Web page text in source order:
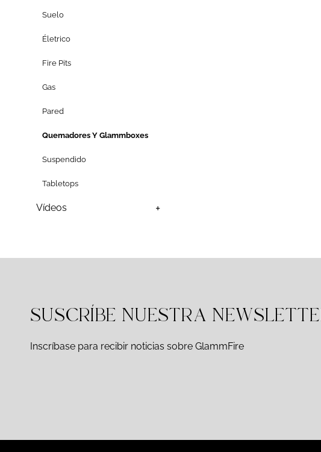
Suelo
Életrico
Fire Pits
Gas
Pared
Quemadores Y Glammboxes
Suspendido
Tabletops
Vídeos
SUSCRÍBE NUESTRA
Inscríbase para recibir noticias sobre GlammFire